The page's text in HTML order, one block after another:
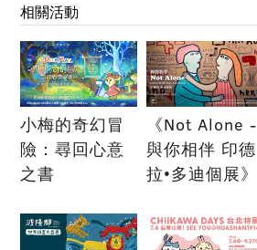
相關活動
小梅的奇幻冒
險：尋回心意
之書
《Not Alone -
與你相伴 印德
拉•多迪個展》